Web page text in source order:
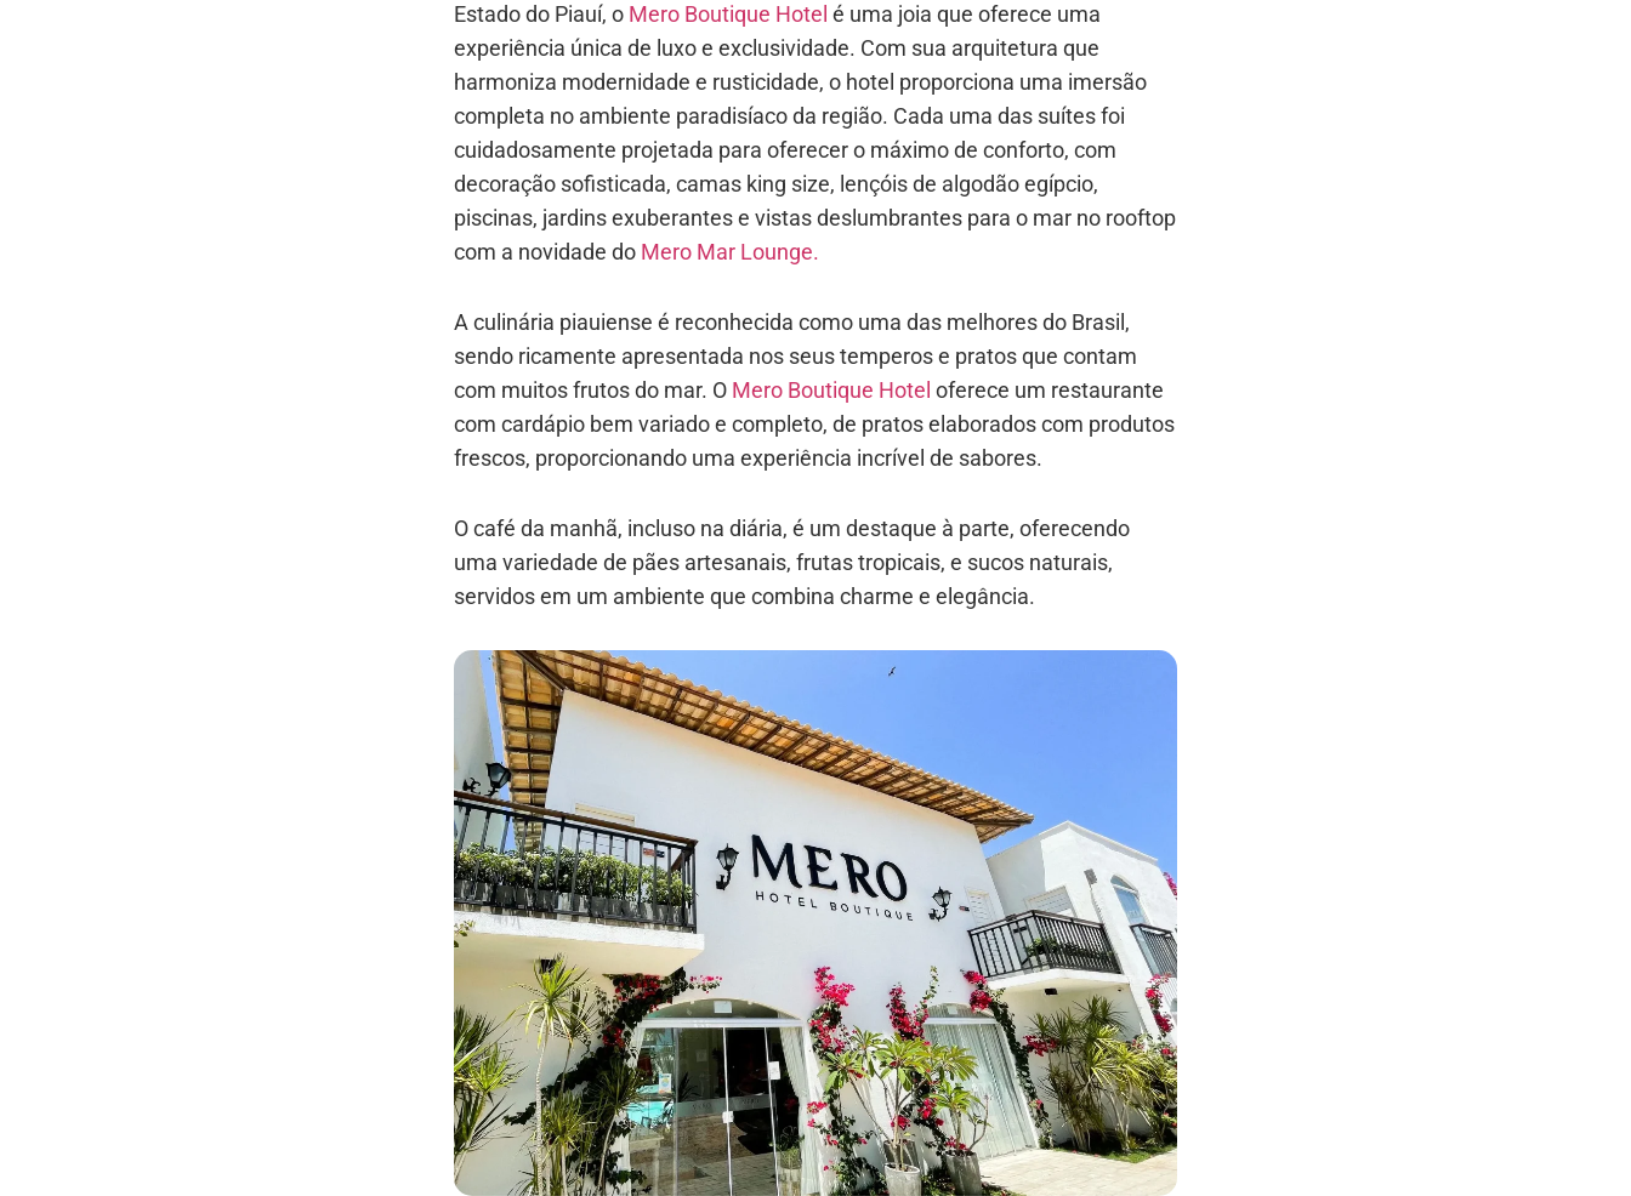
Estado do Piauí, o Mero Boutique Hotel é uma joia que oferece uma
experiência única de luxo e exclusividade. Com sua arquitetura que
harmoniza modernidade e rusticidade, o hotel proporciona uma imersão
completa no ambiente paradisíaco da região. Cada uma das suítes foi
cuidadosamente projetada para oferecer o máximo de conforto, com
decoração sofisticada, camas king size, lençóis de algodão egípcio,
piscinas, jardins exuberantes e vistas deslumbrantes para o mar no rooftop
com a novidade do Mero Mar Lounge.
A culinária piauiense é reconhecida como uma das melhores do Brasil,
sendo ricamente apresentada nos seus temperos e pratos que contam
com muitos frutos do mar. O Mero Boutique Hotel oferece um restaurante
com cardápio bem variado e completo, de pratos elaborados com produtos
frescos, proporcionando uma experiência incrível de sabores.
O café da manhã, incluso na diária, é um destaque à parte, oferecendo
uma variedade de pães artesanais, frutas tropicais, e sucos naturais,
servidos em um ambiente que combina charme e elegância.